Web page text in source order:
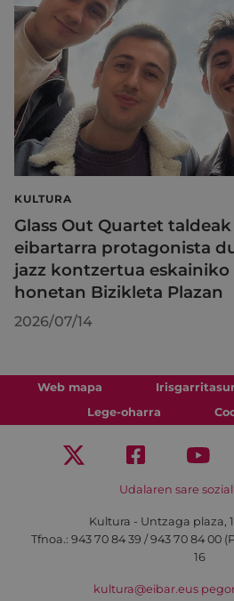
KULTURA
Glass Out Quartet
eibartarra protagonista
jazz kontzertua
honetan Bizikleta Plazan
2026/07/14
Web mapa
Lege-oharra
Udalaren sare
Kultura - Untzaga plaza,
Tfnoa.: 943 70 84 39 / 943 70 84 00
16
kultura@eibar.eus